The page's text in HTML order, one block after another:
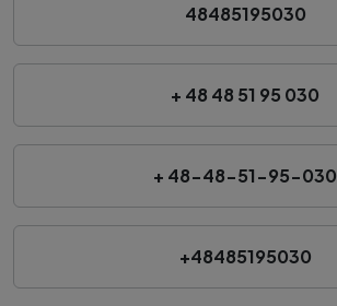
48485195030
+ 48 48 51 95 030
+ 48-48-51-95-030
+48485195030